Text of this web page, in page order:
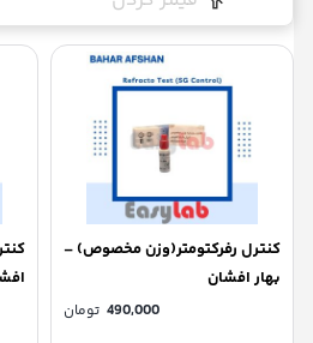
کنترل رفرکتومتر(وزن مخصوص) –
بهار افشان
490,000 تومان